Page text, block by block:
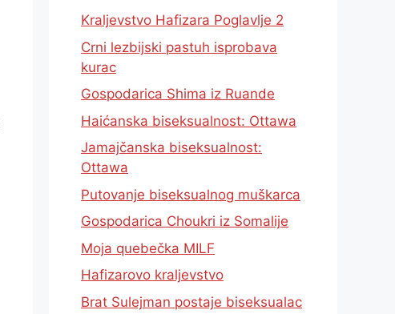
Kraljevstvo Hafizara Poglavlje 2
Crni lezbijski pastuh isprobava
kurac
Gospodarica Shima iz Ruande
Haićanska biseksualnost: Ottawa
Jamajčanska biseksualnost:
Ottawa
Putovanje biseksualnog muškarca
Gospodarica Choukri iz Somalije
Moja quebečka MILF
Hafizarovo kraljevstvo
Brat Sulejman postaje biseksualac